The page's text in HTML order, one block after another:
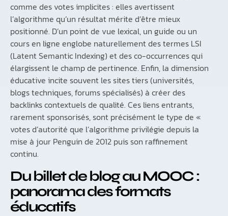
comme des votes implicites : elles avertissent
l’algorithme qu’un résultat mérite d’être mieux
positionné. D’un point de vue lexical, un guide ou un
cours en ligne englobe naturellement des termes LSI
(Latent Semantic Indexing) et des co-occurrences qui
élargissent le champ de pertinence. Enfin, la dimension
éducative incite souvent les sites tiers (universités,
blogs techniques, forums spécialisés) à créer des
backlinks contextuels de qualité. Ces liens entrants,
rarement sponsorisés, sont précisément le type de «
votes d’autorité que l’algorithme privilégie depuis la
mise à jour Penguin de 2012 puis son raffinement
continu.
Du billet de blog au MOOC :
panorama des formats
éducatifs